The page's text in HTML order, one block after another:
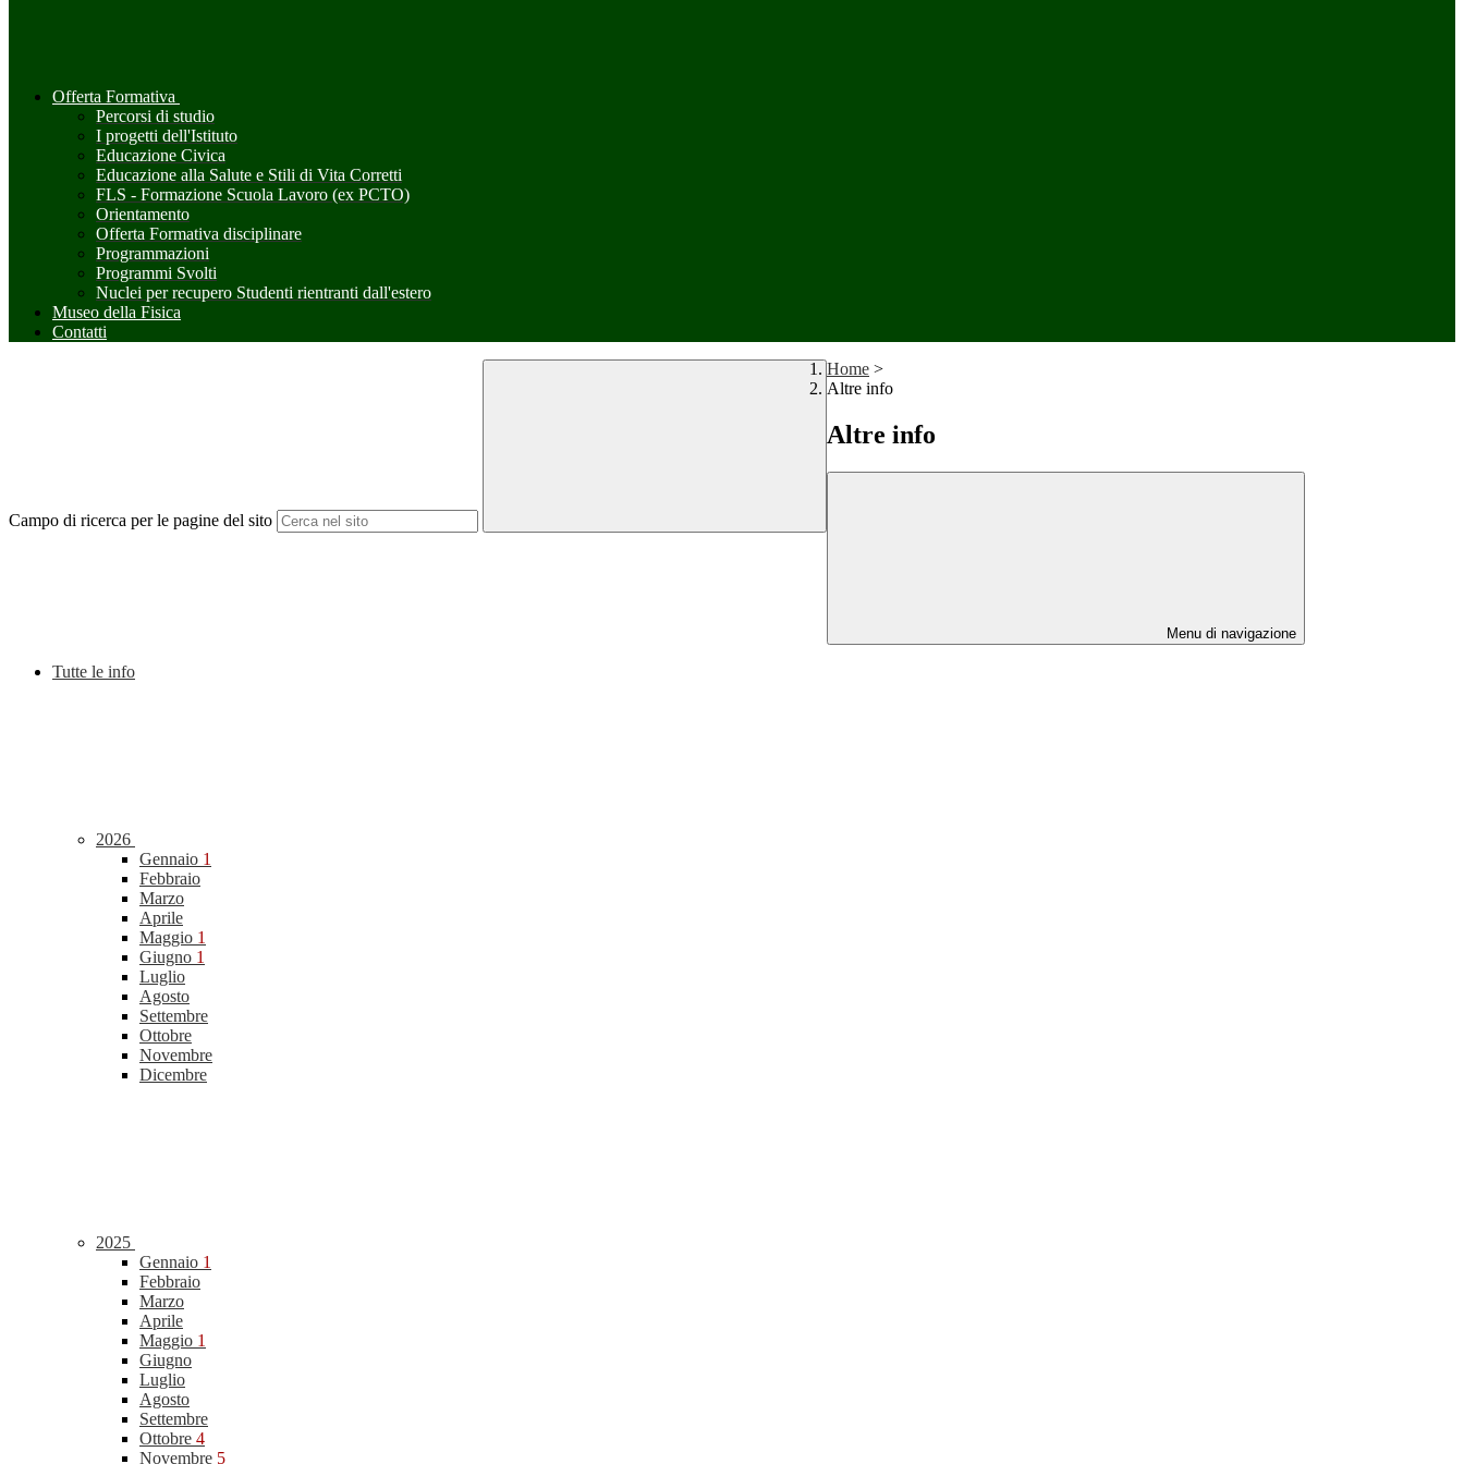
Offerta Formativa
Percorsi di studio
I progetti dell'Istituto
Educazione Civica
Educazione alla Salute e Stili di Vita Corretti
FLS - Formazione Scuola Lavoro (ex PCTO)
Orientamento
Offerta Formativa disciplinare
Programmazioni
Programmi Svolti
Nuclei per recupero Studenti rientranti dall'estero
Museo della Fisica
Contatti
Campo di ricerca per le pagine del sito
Home >
Altre info
Altre info
Menu di navigazione
Tutte le info
2026
Gennaio 1
Febbraio
Marzo
Aprile
Maggio 1
Giugno 1
Luglio
Agosto
Settembre
Ottobre
Novembre
Dicembre
2025
Gennaio 1
Febbraio
Marzo
Aprile
Maggio 1
Giugno
Luglio
Agosto
Settembre
Ottobre 4
Novembre 5